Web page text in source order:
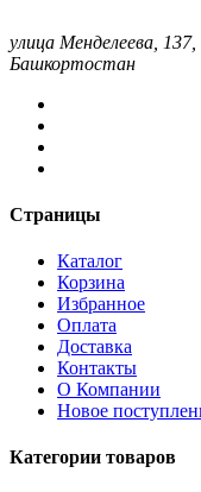
улица Менделеева,
Башкортостан
Страницы
Каталог
Корзина
Избранное
Оплата
Доставка
Контакты
О Компании
Новое
Категории товаров